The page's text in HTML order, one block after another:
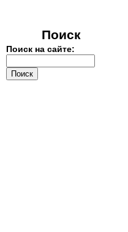
Поиск
Поиск на сайте: